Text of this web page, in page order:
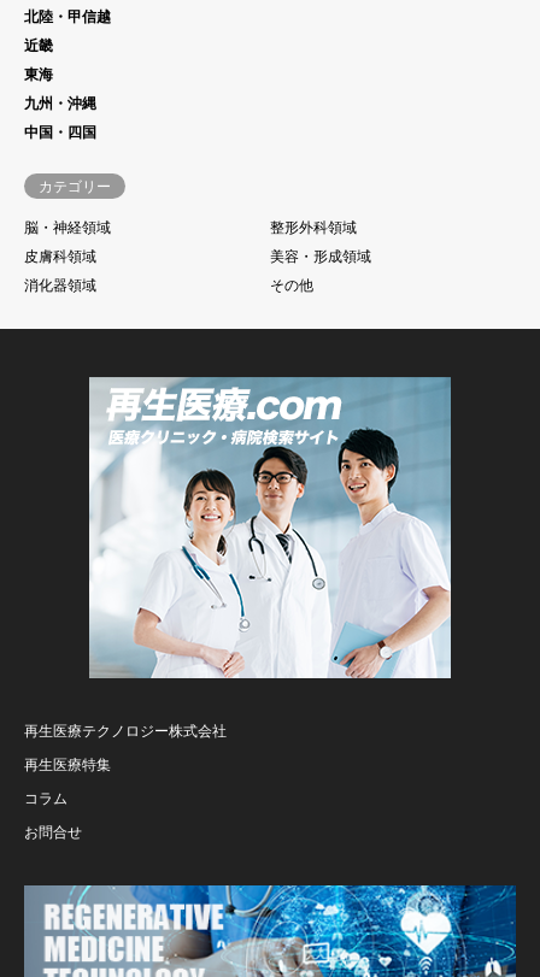
北陸・甲信越
近畿
東海
九州・沖縄
中国・四国
カテゴリー
脳・神経領域
整形外科領域
皮膚科領域
美容・形成領域
消化器領域
その他
再生医療テクノロジー株式会社
再生医療特集
コラム
お問合せ